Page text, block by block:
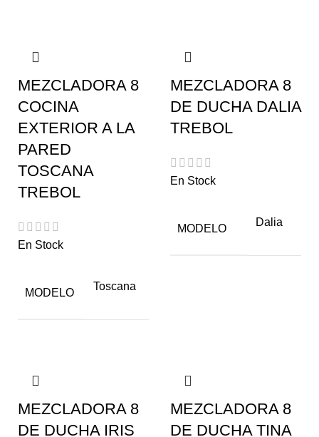
MEZCLADORA 8
COCINA
EXTERIOR A LA
PARED
TOSCANA
TREBOL
En Stock
MODELO
Toscana
MEZCLADORA 8
DE DUCHA DALIA
TREBOL
En Stock
MODELO
Dalia
MEZCLADORA 8
DE DUCHA IRIS
MEZCLADORA 8
DE DUCHA TINA